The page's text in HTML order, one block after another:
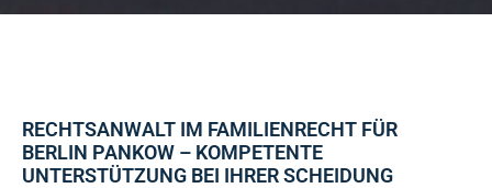
RECHTSANWALT IM FAMILIENRECHT FÜR
BERLIN PANKOW – KOMPETENTE
UNTERSTÜTZUNG BEI IHRER SCHEIDUNG